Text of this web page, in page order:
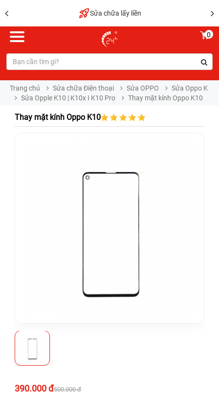
Sửa chữa lấy liền
0
Trang chủ Sửa chữa Điện thoại Sửa OPPO
Sửa Oppo K
Sửa Opple K10 | K10x I K10 Pro
Thay mặt kính Oppo K10
Thay mặt kính Oppo K10
390.000 đ500.000 đ